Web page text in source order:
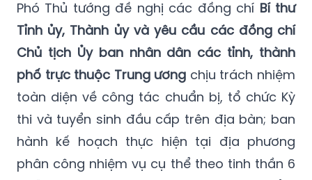
cho thí sinh dự thi, các gia đình và các cơ sở
giáo dục.
Phó Thủ tướng đề nghị các đồng chí Bí thư
Tỉnh ủy, Thành ủy và yêu cầu các đồng chí
Chủ tịch Ủy ban nhân dân các tỉnh, thành
phố trực thuộc Trung ươngchịu trách nhiệm
toàn diện về công tác chuẩn bị, tổ chức Kỳ
thi và tuyển sinh đầu cấp trên địa bàn; ban